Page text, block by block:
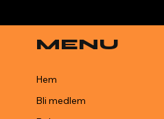
MENU
Hem
Bli medlem